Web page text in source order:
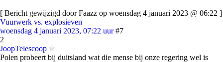
[ Bericht gewijzigd door Faazz op woensdag 4 januari 2023 @ 06:22 ]
Vuurwerk vs. explosieven
woensdag 4 januari 2023, 07:22 uur #7
2
JoopTelescoop
Polen probeert bij duitsland wat die mense bij onze regering wel is